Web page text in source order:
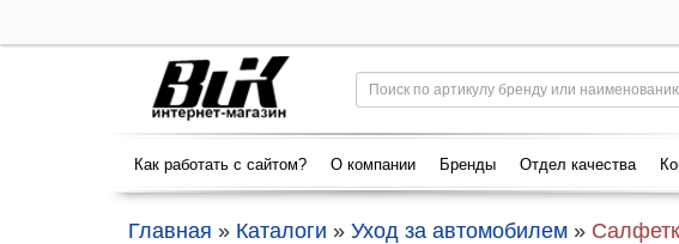
Как работать с сайтом? О компании Бренды Отдел качества
Главная » Каталоги » Уход за автомобилем »